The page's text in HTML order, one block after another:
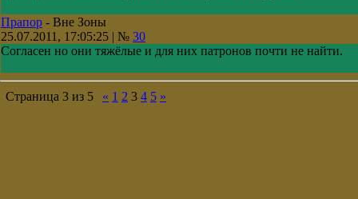
Прапор - Вне Зоны
25.07.2011, 17:05:25 | № 30
Согласен но они тяжёлые и для них патронов почти не найти.
Страница 3 из 5 « 1 2 3 4 5 »